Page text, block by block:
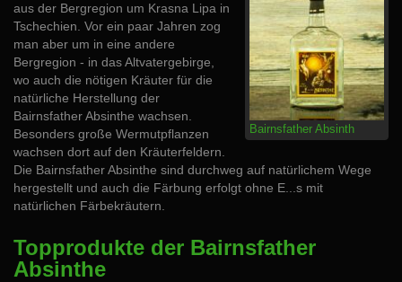
Bairnsfather Absinth
aus der Bergregion um Krasna Lipa in
Tschechien. Vor ein paar Jahren zog
man aber um in eine andere
Bergregion - in das Altvatergebirge,
wo auch die nötigen Kräuter für die
natürliche Herstellung der
Bairnsfather Absinthe wachsen.
Besonders große Wermutpflanzen
wachsen dort auf den Kräuterfeldern.
Die Bairnsfather Absinthe sind durchweg auf natürlichem Wege
hergestellt und auch die Färbung erfolgt ohne E...s mit
natürlichen Färbekräutern.
Topprodukte der Bairnsfather
Absinthe